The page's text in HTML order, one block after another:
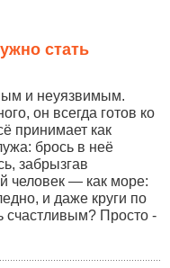
стать
и неуязвимым.
он всегда готов ко
принимает как
брось в неё
забрызгав
человек — как море:
и даже круги по
счастливым? Просто -